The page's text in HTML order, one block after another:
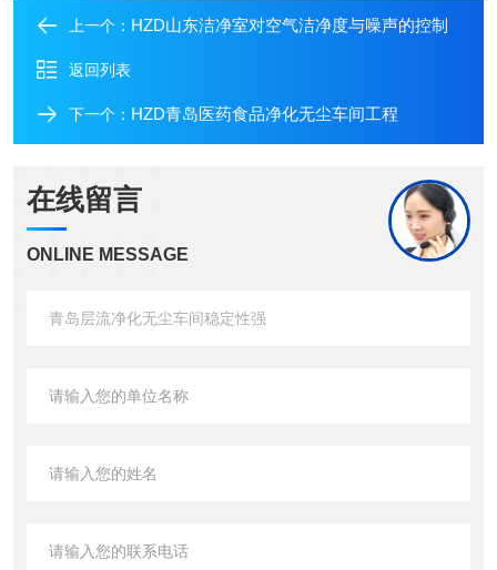
上一个： HZD山东洁净室对空气洁净度与噪声的控制
返回列表
下一个： HZD青岛医药食品净化无尘车间工程
在线留言
ONLINE MESSAGE